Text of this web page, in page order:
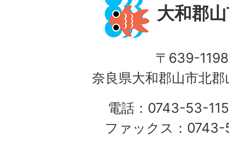
大和郡
〒639-1198
奈良県大和郡山市北
電話：0743-53-
ファックス：